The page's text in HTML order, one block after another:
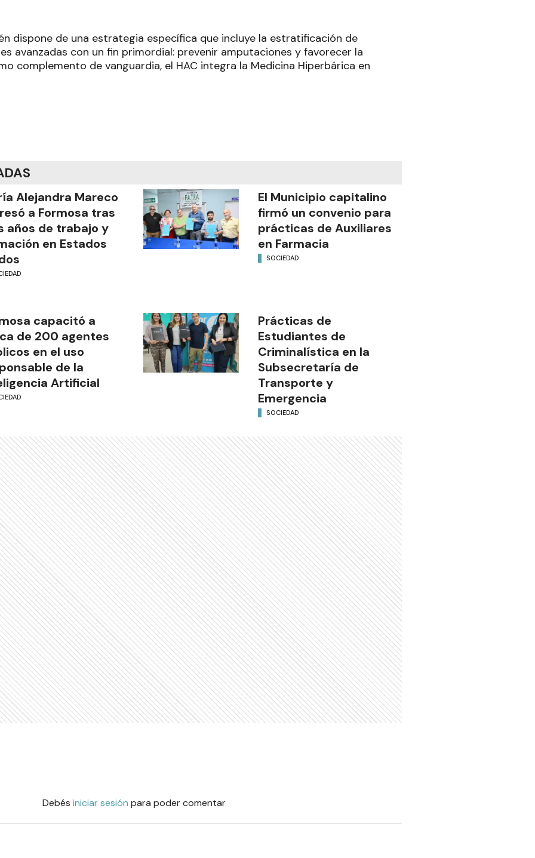
dispone de una estrategia específica que incluye la estratificación de
avanzadas con un fin primordial: prevenir amputaciones y favorecer la
complemento de vanguardia, el HAC integra la Medicina Hiperbárica en
Alejandra Mareco
a Formosa tras
años de trabajo y
en Estados
El Municipio capitalino
firmó un convenio para
prácticas de Auxiliares
en Farmacia
SOCIEDAD
capacitó a
de 200 agentes
en el uso
de la
Artificial
Prácticas de
Estudiantes de
Criminalística en la
Subsecretaría de
Transporte y
Emergencia
SOCIEDAD
Debés iniciar sesión para poder comentar